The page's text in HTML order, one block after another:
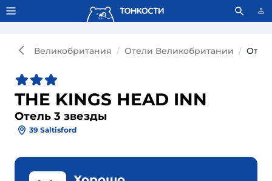
Тонкости используют сookie-файлы. Что это значит?
Великобритания Отели Великобритании
THE KINGS HEAD INN
Отель 3 звезды
39 Saltisford